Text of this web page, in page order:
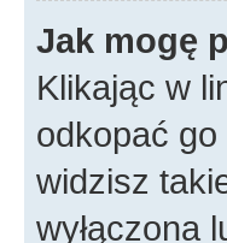
Jak mogę
Klikając w
odkopać
widzisz
wyłączona